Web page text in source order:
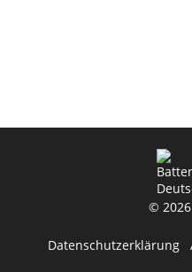
© 2026
Datenschutzerklärung